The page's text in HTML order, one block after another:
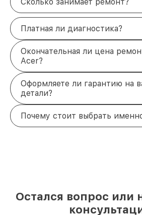
Платная ли диагностика?
Окончательная ли цена
Acer?
Оформляете ли гарантию на
детали?
Почему стоит выбрать
Остался вопрос или